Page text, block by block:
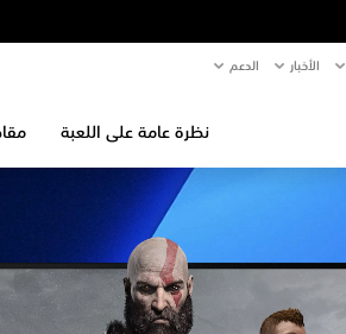
الأخبار الدعم
نظرة عامة على اللعبة